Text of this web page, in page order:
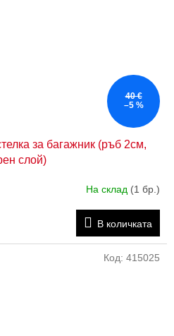
40 €
–5 %
за багажник (ръб 2см,
слой)
На склад (1 бр.)
В количката
Код: 415025